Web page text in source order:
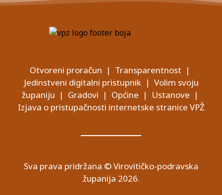
Otvoreni proračun | Transparentnost |
Jedinstveni digitalni pristupnik| Volim svoju
županiju | Gradovi | Općine | Ustanove |
Izjava o pristupačnosti internetske stranice VPŽ
Sva prava pridržana © Virovitičko-podravska
županija 2026.